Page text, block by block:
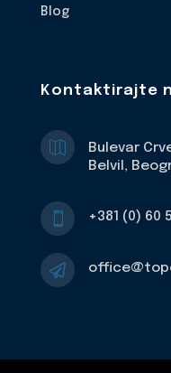
Blog
Kontaktirajte

Bulevar
Belvil,
 +381 (0) 60
